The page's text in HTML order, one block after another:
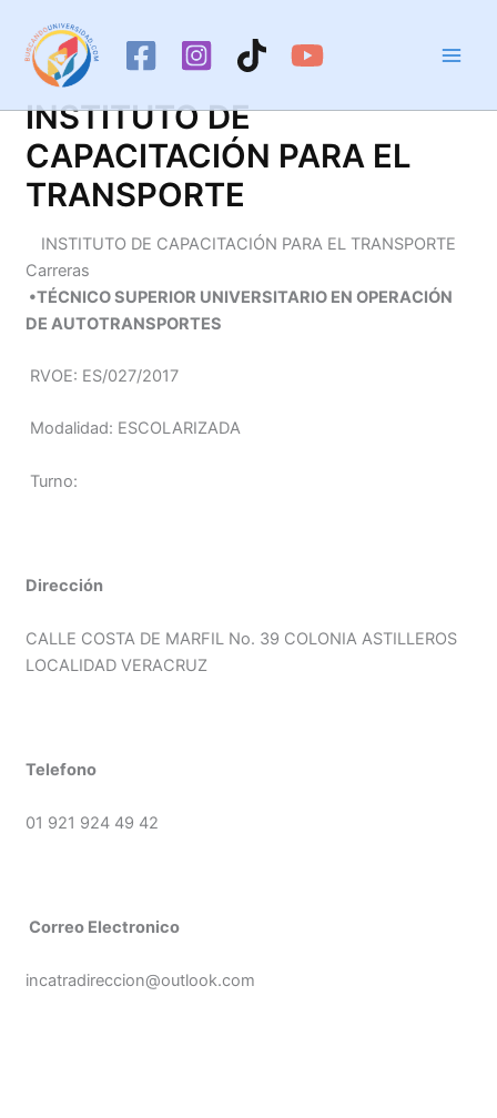
contenido
INSTITUTO DE
CAPACITACIÓN PARA EL
TRANSPORTE
INSTITUTO DE CAPACITACIÓN PARA EL TRANSPORTE
Carreras
•TÉCNICO SUPERIOR UNIVERSITARIO EN OPERACIÓN
DE AUTOTRANSPORTES
RVOE: ES/027/2017
Modalidad: ESCOLARIZADA
Turno:
Dirección
CALLE COSTA DE MARFIL No. 39 COLONIA ASTILLEROS
LOCALIDAD VERACRUZ
Telefono
01 921 924 49 42
Correo Electronico
incatradireccion@outlook.com